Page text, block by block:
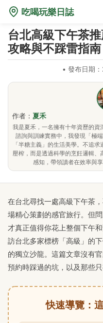
吃喝玩樂日誌
台北高級下午茶
攻略與不踩雷指南
• 發布日期
作者： 夏禾
我是夏禾，一名擁有十年資歷的
諮詢與訓練實務中，我發現「極
「半糖主義」的生活美學。不追
壓榨，而是透過科學的烹飪邏輯
感知，帶領讀者在效率與
在台北尋找一處高級下午茶
場精心策劃的感官旅行。但
才真正值得你花上整個下午
訪台北多家標榜「高級」的
的獨立沙龍。這篇文章沒有
預約時踩過的坑，以及那些
快速導覽：